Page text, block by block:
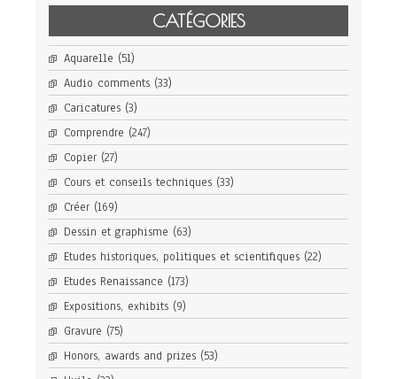
CATÉGORIES
Aquarelle (51)
Audio comments (33)
Caricatures (3)
Comprendre (247)
Copier (27)
Cours et conseils techniques (33)
Créer (169)
Dessin et graphisme (63)
Etudes historiques, politiques et scientifiques (22)
Etudes Renaissance (173)
Expositions, exhibits (9)
Gravure (75)
Honors, awards and prizes (53)